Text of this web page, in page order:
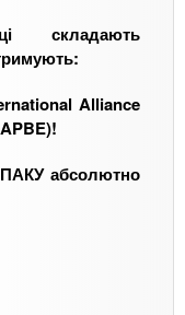
складають
Alliance
абсолютно